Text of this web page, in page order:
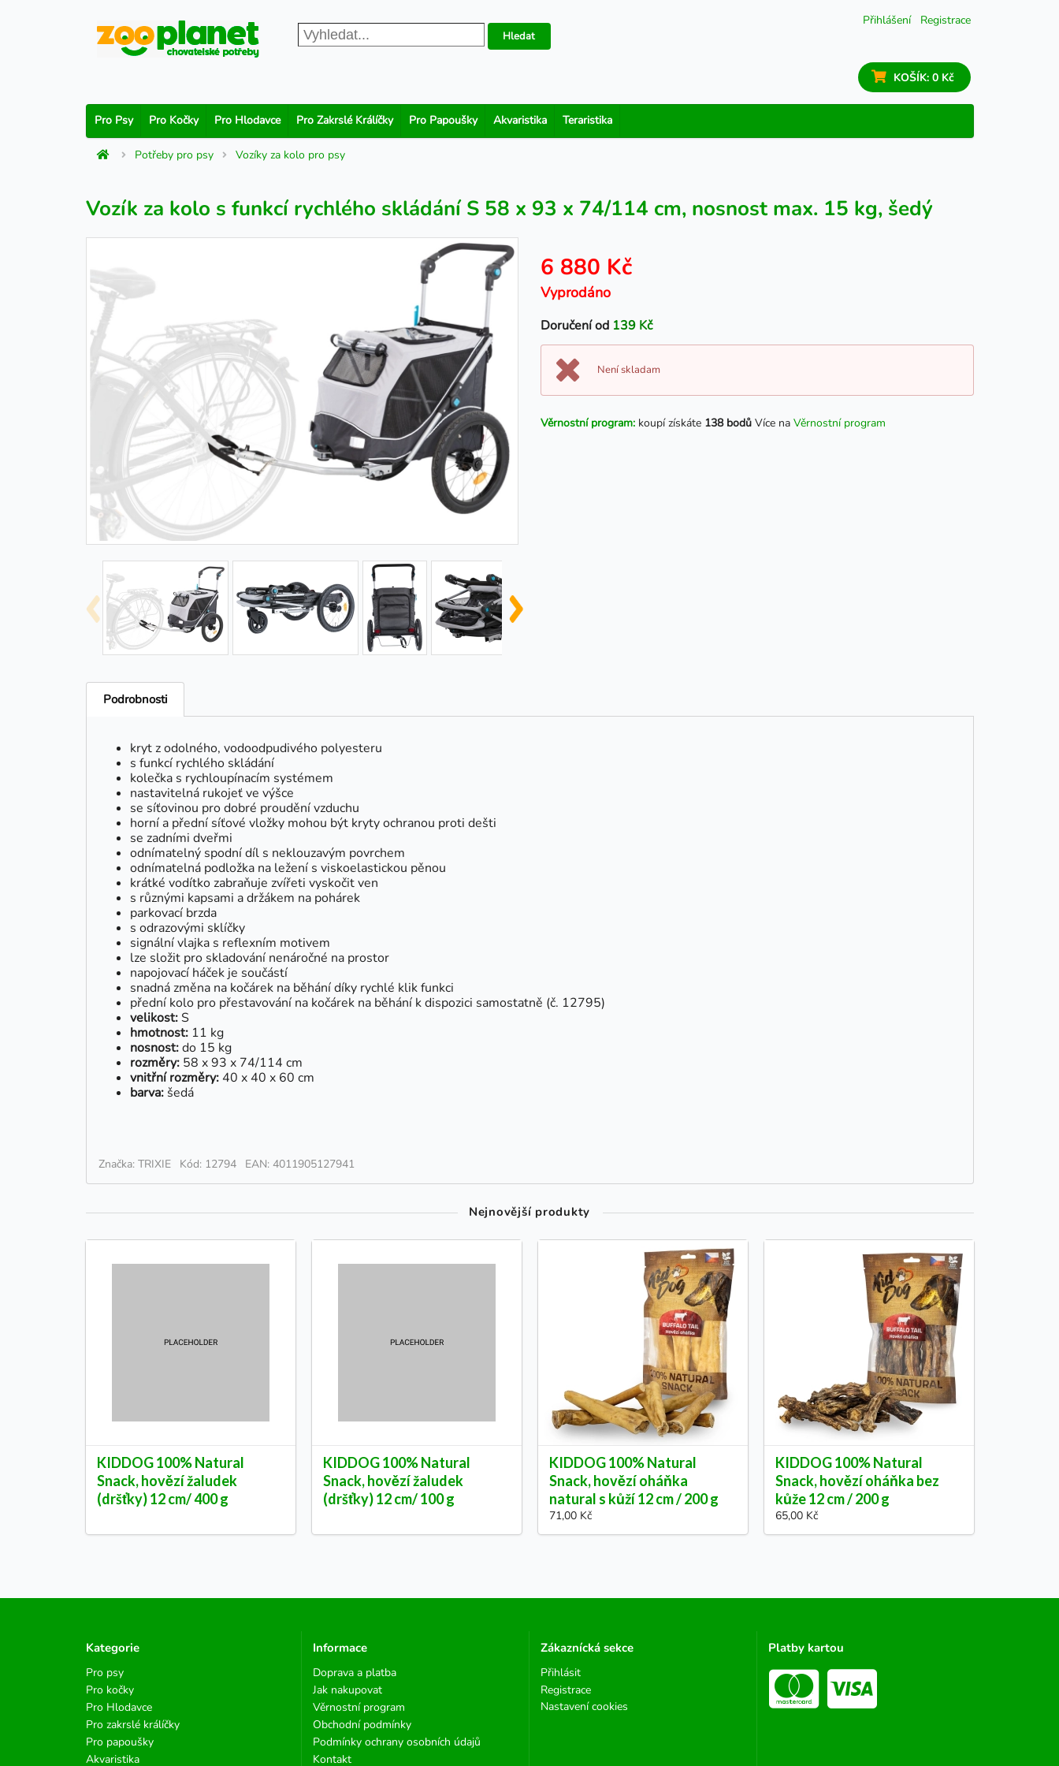
Přihlášení Registrace
Hledat
KOŠÍK: 0 Kč
Pro Psy Pro Kočky Pro Hlodavce Pro Zakrslé Králíčky Pro Papoušky Akvaristika Teraristika
Potřeby pro psy Vozíky za kolo pro psy
Vozík za kolo s funkcí rychlého skládání S 58 x 93 x 74/114 cm, nosnost max. 15 kg, šedý
6 880 Kč
Vyprodáno
Doručení od 139 Kč
Není skladam
Věrnostní program: koupí získáte 138 bodů Více na Věrnostní program
Podrobnosti
kryt z odolného, vodoodpudivého polyesteru
s funkcí rychlého skládání
kolečka s rychloupínacím systémem
nastavitelná rukojeť ve výšce
se síťovinou pro dobré proudění vzduchu
horní a přední síťové vložky mohou být kryty ochranou proti dešti
se zadními dveřmi
odnímatelný spodní díl s neklouzavým povrchem
odnímatelná podložka na ležení s viskoelastickou pěnou
krátké vodítko zabraňuje zvířeti vyskočit ven
s různými kapsami a držákem na pohárek
parkovací brzda
s odrazovými sklíčky
signální vlajka s reflexním motivem
lze složit pro skladování nenáročné na prostor
napojovací háček je součástí
snadná změna na kočárek na běhání díky rychlé klik funkci
přední kolo pro přestavování na kočárek na běhání k dispozici samostatně (č. 12795)
velikost:S
hmotnost:11 kg
nosnost:do 15 kg
rozměry:58 x 93 x 74/114 cm
vnitřní rozměry:40 x 40 x 60 cm
barva: šedá
Značka: TRIXIE Kód: 12794 EAN: 4011905127941
Nejnovější produkty
KIDDOG 100% Natural
Snack, hovězí žaludek
(dršťky) 12 cm/ 400 g
KIDDOG 100% Natural
Snack, hovězí žaludek
(dršťky) 12 cm/ 100 g
KIDDOG 100% Natural
Snack, hovězí oháňka
natural s kůží 12 cm / 200 g
71,00 Kč
KIDDOG 100% Natural
Snack, hovězí oháňka bez
kůže 12 cm / 200 g
65,00 Kč
Kategorie
Pro psy
Pro kočky
Pro Hlodavce
Pro zakrslé králíčky
Pro papoušky
Akvaristika
Informace
Doprava a platba
Jak nakupovat
Věrnostní program
Obchodní podmínky
Podmínky ochrany osobních údajů
Kontakt
Zákaznícká sekce
Přihlásit
Registrace
Nastavení cookies
Platby kartou